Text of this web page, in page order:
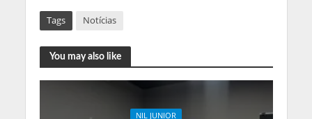
Tags Notícias
You may also like
NIL JUNIOR